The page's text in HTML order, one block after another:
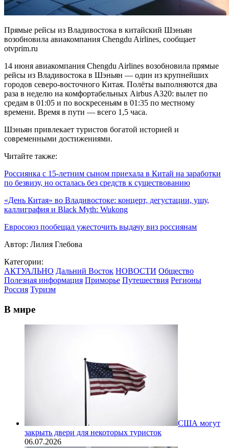
Прямые рейсы из Владивостока в китайский Шэньян
возобновила авиакомпания Chengdu Airlines, сообщает
otvprim.ru
14 июня авиакомпания Chengdu Airlines возобновила прямые
рейсы из Владивостока в Шэньян — один из крупнейших
городов северо-восточного Китая. Полёты выполняются два
раза в неделю на комфортабельных Airbus A320: вылет по
средам в 01:05 и по воскресеньям в 01:35 по местному
времени. Время в пути — всего 1,5 часа.
Шэньян привлекает туристов богатой историей и
современными достижениями.
Читайте также:
Россиянка с 15-летним сыном приехала в Китай на заработки
по безвизу, но осталась без средств к существованию
«День Китая» во Владивостоке: концерт, дегустации, ушу,
каллиграфия и Black Myth: Wukong
Евросоюз пообещал ужесточить выдачу виз россиянам
Автор: Лилия Глебова
Категории:
АКТУАЛЬНО Дальний Восток НОВОСТИ Общество
Полезная информация Приморье Путешествия Регионы
Россия Туризм
В мире
США могут
закрыть двери для некоторых туристок
06.07.2026